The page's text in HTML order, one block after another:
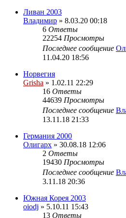
Ливан 2003
Владимир » 8.03.20 00:18
6 Ответы
22254 Просмотры
Последнее сообщение
11.04.20 18:56
Норвегия
Grisha » 1.02.11 22:29
16 Ответы
44639 Просмотры
Последнее сообщение
13.11.18 21:33
Германия 2000
Олигарх » 30.08.18 12:06
2 Ответы
19430 Просмотры
Последнее сообщение
3.11.18 20:36
Южная Корея 2003
oiodj » 5.10.11 15:43
13 Ответы